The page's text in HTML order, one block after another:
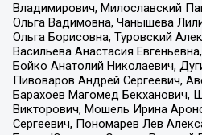
Владимирович, Милославский
Ольга Вадимовна, Чанышева
Ольга Борисовна, Туровский
Васильева Анастасия
Бойко Анатолий Николаевич,
Пивоваров Андрей Сергеевич,
Барахоев Магомед Бекханович,
Викторович, Мошель Ирина
Сергеевич, Пономарев Лев